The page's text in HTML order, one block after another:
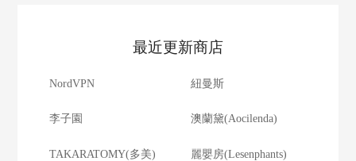
最近更新商店
NordVPN 紐曼斯
李子園 澳蘭黛(Aocilenda)
TAKARATOMY(多美) 麗嬰房(Lesenphants)